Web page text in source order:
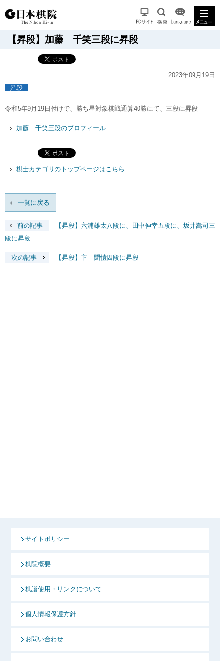
【昇段】加藤 千笑三段に昇段
2023年09月19日
昇段
令和5年9月19日付けで、勝ち星対象棋戦通算40勝にて、三段に昇段
加藤 千笑三段のプロフィール
棋士カテゴリのトップページはこちら
一覧に戻る
前の記事
【昇段】六浦雄太八段に、田中伸幸五段に、坂井嵩司三
段に昇段
次の記事 【昇段】卞 聞愷四段に昇段
サイトポリシー
棋院概要
棋譜使用・リンクについて
個人情報保護方針
お問い合わせ